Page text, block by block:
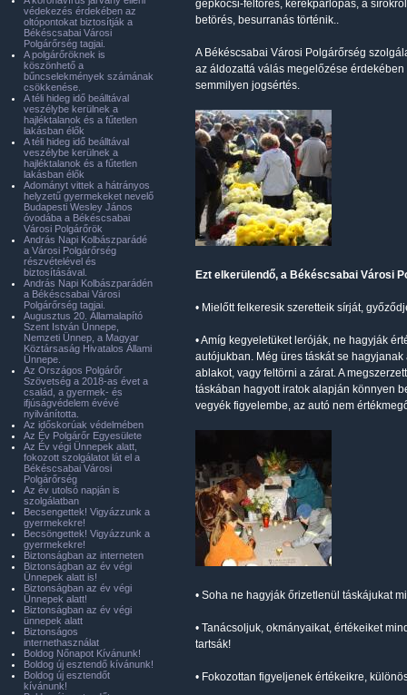
gépkocsi-feltörés, kerékpárlopás, a
betörés, besurranás történik..
A Békéscsabai Városi Polgárőrség
az áldozattá válás megelőzése
semmilyen jogsértés.
Ezt elkerülendő, a Békéscsabai Városi
• Mielőtt felkeresik szeretteik sírját,
• Amíg kegyeletüket leróják, ne hagyják
autójukban. Még üres táskát se
ablakot, vagy feltörni a zárat. A
táskában hagyott iratok alapján könnyen
vegyék figyelembe, az autó nem
• Soha ne hagyják őrizetlenül táskájukat
• Tanácsoljuk, okmányaikat, értékeiket
tartsák!
• Fokozottan figyeljenek értékeikre,
védekezés érdekében az
oltópontokat biztosítják a
Békéscsabai Városi
Polgárőrség tagjai.
A polgárőröknek is
köszönhető a
bűncselekmények számának
csökkenése.
A téli hideg idő beálltával
veszélybe kerülnek a
hajléktalanok és a fűtetlen
lakásban élők
A téli hideg idő beálltával
veszélybe kerülnek a
hajléktalanok és a fűtetlen
lakásban élők
Adományt vittek a hátrányos
helyzetű gyermekeket nevelő
Budapesti Wesley János
óvodába a Békéscsabai
Városi Polgárőrök
András Napi Kolbászparádé
a Városi Polgárőrség
részvételével és
biztosításával.
András Napi Kolbászparádén
a Békéscsabai Városi
Polgárőrség tagjai.
Augusztus 20. Államalapító
Szent István Ünnepe,
Nemzeti Ünnep, a Magyar
Köztársaság Hivatalos Állami
Ünnepe.
Az Országos Polgárőr
Szövetség a 2018-as évet a
család, a gyermek- és
ifjúságvédelem évévé
nyilvánította.
Az időskorúak védelmében
Az Év Polgárőr Egyesülete
Az Év végi Ünnepek alatt,
fokozott szolgálatot lát el a
Békéscsabai Városi
Polgárőrség
Az év utolsó napján is
szolgálatban
Becsengettek! Vigyázzunk a
gyermekekre!
Becsöngettek! Vigyázzunk a
gyermekekre!
Biztonságban az interneten
Biztonságban az év végi
Ünnepek alatt is!
Biztonságban az év végi
Ünnepek alatt!
Biztonságban az év végi
ünnepek alatt
Biztonságos
internethasználat
Boldog Nőnapot Kívánunk!
Boldog új esztendő kívánunk!
Boldog új esztendőt
kívánunk!